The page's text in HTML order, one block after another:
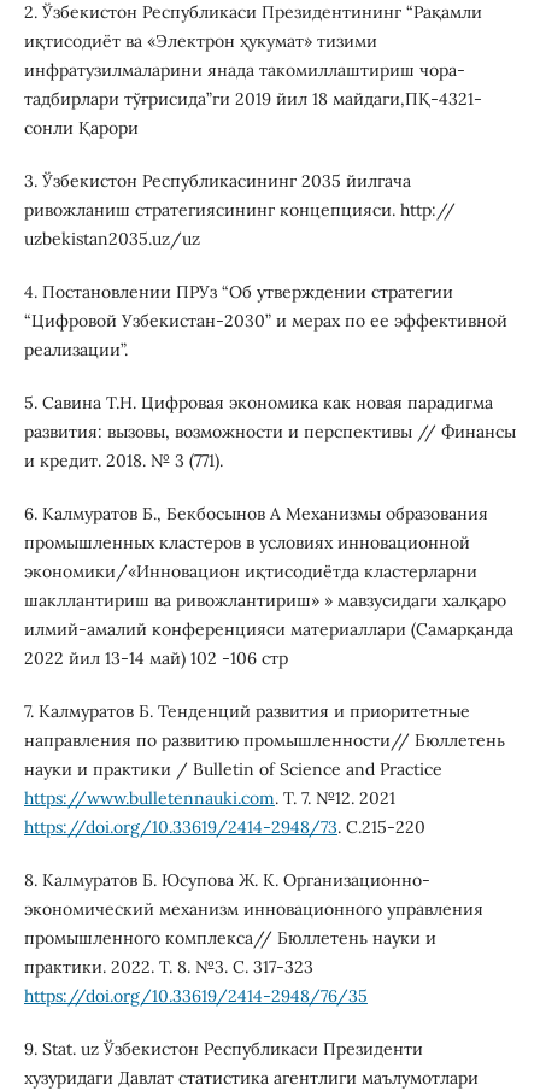
2. Ўзбекистон Республикаси Президентининг “Рақамли
иқтисодиёт ва «Электрон ҳукумат» тизими
инфратузилмаларини янада такомиллаштириш чора-
тадбирлари тўғрисида”ги 2019 йил 18 майдаги,ПҚ-4321-
сонли Қарори
3. Ўзбекистон Республикасининг 2035 йилгача
ривожланиш стратегиясининг концепцияси. http://
uzbekistan2035.uz/uz
4. Постановлении ПРУз “Об утверждении стратегии
“Цифровой Узбекистан-2030” и мерах по ее эффективной
реализации”.
5. Савина Т.Н. Цифровая экономика как новая парадигма
развития: вызовы, возможности и перспективы // Финансы
и кредит. 2018. № 3 (771).
6. Калмуратов Б., Бекбосынов А Механизмы образования
промышленных кластеров в условиях инновационной
экономики/«Инновацион иқтисодиётда кластерларни
шакллантириш ва ривожлантириш» » мавзусидаги халқаро
илмий-амалий конференцияси материаллари (Самарқанда
2022 йил 13-14 май) 102 -106 стр
7. Калмуратов Б. Тенденций развития и приоритетные
направления по развитию промышленности// Бюллетень
науки и практики / Bulletin of Science and Practice
https://www.bulletennauki.com. Т. 7. №12. 2021
https://doi.org/10.33619/2414-2948/73. С.215-220
8. Калмуратов Б. Юсупова Ж. К. Организационно-
экономический механизм инновационного управления
промышленного комплекса// Бюллетень науки и
практики. 2022. Т. 8. №3. С. 317-323
https://doi.org/10.33619/2414-2948/76/35
9. Stat. uz Ўзбекистон Республикаси Президенти
хузуридаги Давлат статистика агентлиги маълумотлари